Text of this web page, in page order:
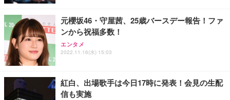
元櫻坂46・守屋茜、25歳バースデー報告！ファ
ンから祝福多数！
エンタメ
2022.11.16(水) 15:03
紅白、出場歌手は今日17時に発表！会見の生配
信も実施